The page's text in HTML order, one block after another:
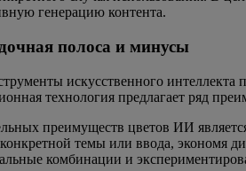
генерацию контента.
полоса и минусы
искусственного
технология предлагает ряд
преимуществ цветов ИИ
темы или ввода, экономя
комбинации и